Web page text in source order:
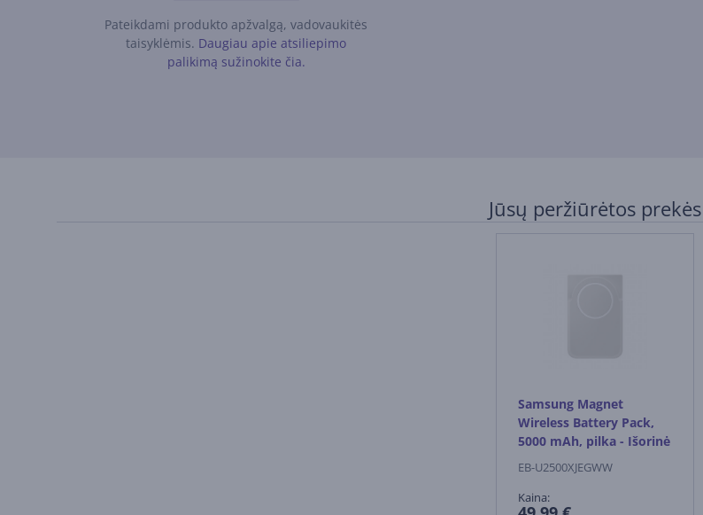
Pateikdami produkto apžvalgą, vadovaukitės
taisyklėmis. Daugiau apie atsiliepimo
palikimą sužinokite čia.
Jūsų peržiūrėtos prekės
Samsung Magnet
Wireless Battery Pack,
5000 mAh, pilka - Išorinė
baterija
EB-U2500XJEGWW
Kaina: